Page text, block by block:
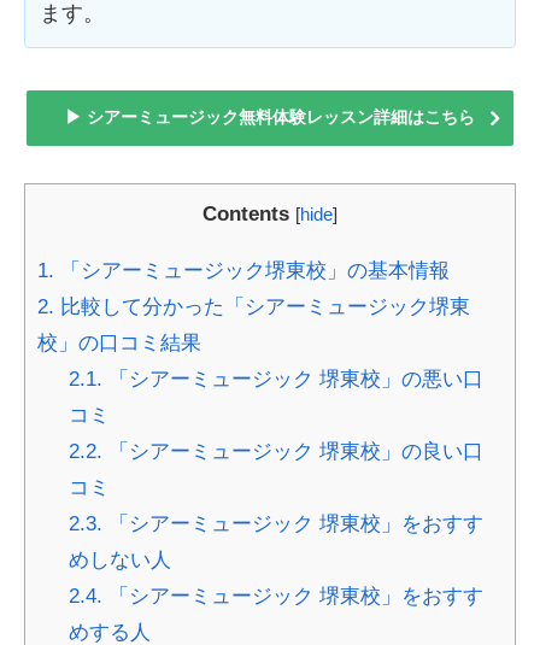
ます。
▶ シアーミュージック無料体験レッスン詳細はこちら
Contents [hide]
1. 「シアーミュージック堺東校」の基本情報
2. 比較して分かった「シアーミュージック堺東
校」の口コミ結果
2.1. 「シアーミュージック 堺東校」の悪い口
コミ
2.2. 「シアーミュージック 堺東校」の良い口
コミ
2.3. 「シアーミュージック 堺東校」をおすす
めしない人
2.4. 「シアーミュージック 堺東校」をおすす
めする人